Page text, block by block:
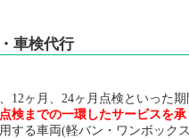
車検代行
12ヶ月、24ヶ月点検といった期
検までの一環したサービスを
する車両(軽バン・ワンボック